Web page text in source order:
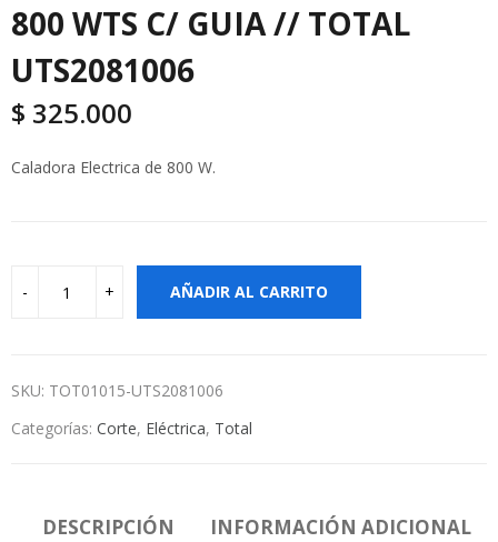
800 WTS C/ GUIA // TOTAL
UTS2081006
$ 325.000
Caladora Electrica de 800 W.
AÑADIR AL CARRITO
SKU: TOT01015-UTS2081006
Categorías: Corte, Eléctrica, Total
DESCRIPCIÓN INFORMACIÓN ADICIONAL